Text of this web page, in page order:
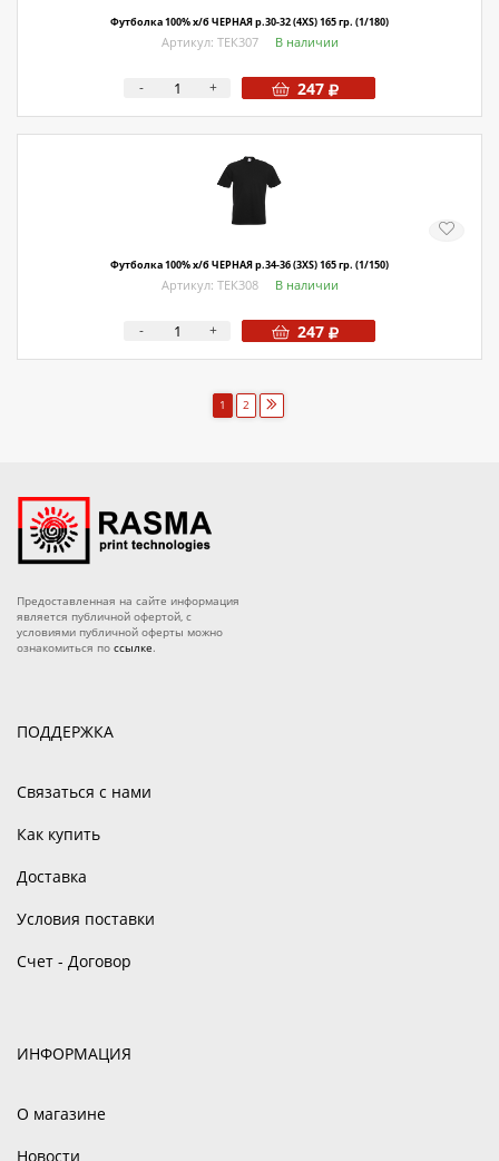
Футболка 100% х/б ЧЕРНАЯ р.30-32 (4XS) 165 гр. (1/180)
Артикул: ТЕК307 В наличии
- + 247
Футболка 100% х/б ЧЕРНАЯ р.34-36 (3XS) 165 гр. (1/150)
Артикул: ТЕК308 В наличии
- + 247
1 2
Предоставленная на сайте информация
является публичной офертой, с
условиями публичной оферты можно
ознакомиться по ссылке.
ПОДДЕРЖКА
Связаться с нами
Как купить
Доставка
Условия поставки
Счет - Договор
ИНФОРМАЦИЯ
О магазине
Новости